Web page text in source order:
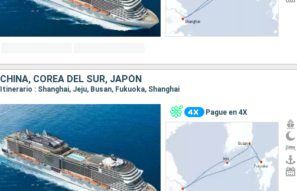
CHINA, COREA DEL SUR, JAPÓN
Itinerario : Shanghai, Jeju, Busan, Fukuoka, Shanghai
Pague en 4X